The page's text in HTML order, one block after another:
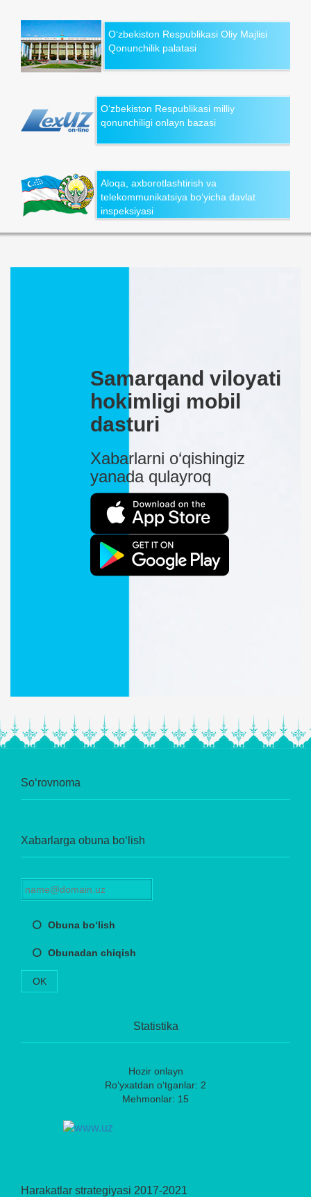
O‘zbekiston Respublikasi Oliy Majlisi
Qonunchilik palatasi
O‘zbekiston Respublikasi milliy
qonunchiligi onlayn bazasi
Aloqa, axborotlashtirish va
telekommunikatsiya bo‘yicha davlat
inspeksiyasi
Samarqand viloyati
hokimligi mobil
dasturi
Xabarlarni o‘qishingiz
yanada qulayroq
So‘rovnoma
Xabarlarga obuna bo‘lish
Obuna bo‘lish
Obunadan chiqish
OK
Statistika
Hozir onlayn
Ro‘yxatdan o‘tganlar: 2
Mehmonlar: 15
Harakatlar strategiyasi 2017-2021